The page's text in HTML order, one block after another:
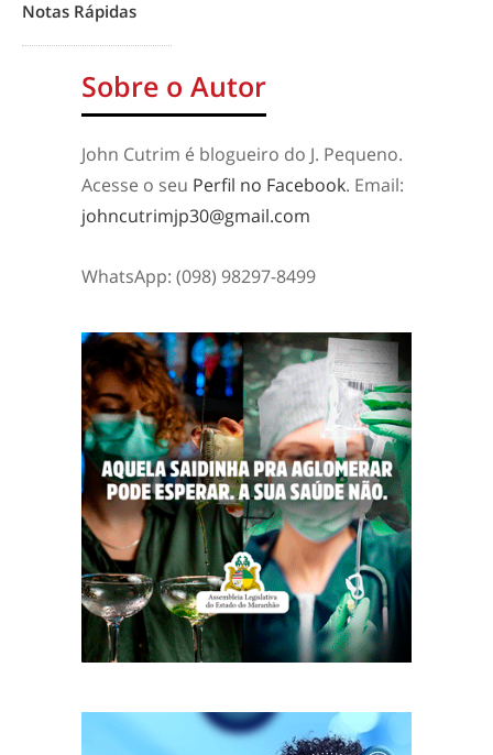
Notas Rápidas
Sobre o Autor
John Cutrim é blogueiro do J. Pequeno.
Acesse o seu Perfil no Facebook. Email:
johncutrimjp30@gmail.com
WhatsApp: (098) 98297-8499